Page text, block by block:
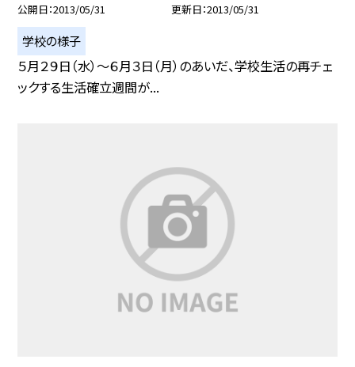
公開日 2013/05/31 更新日 2013/05/31
学校の様子
５月２９日（水）〜６月３日（月）のあいだ、学校生活の再チェ
ックする生活確立週間が...